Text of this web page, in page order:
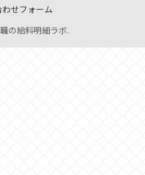
わせフォーム
の給料明細ラボ.